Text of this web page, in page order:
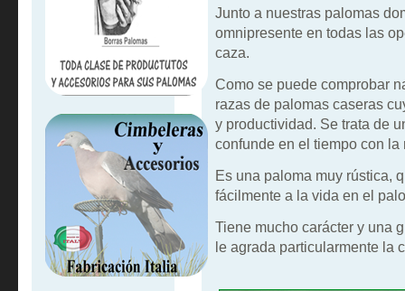
Junto a nuestras palomas
omnipresente en todas las
caza.
Como se puede comprobar
razas de palomas caseras
y productividad. Se trata de
confunde en el tiempo con
Es una paloma muy rústica,
fácilmente a la vida en el
Tiene mucho carácter y una
le agrada particularmente la